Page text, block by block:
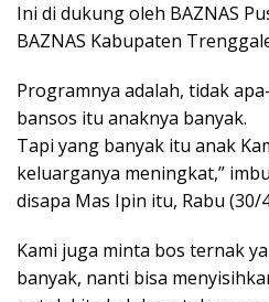
Ini di dukung oleh BAZNAS
BAZNAS Kabupaten
Programnya adalah, tidak
bansos itu anaknya banyak.
Tapi yang banyak itu anak
keluarganya meningkat,”
disapa Mas Ipin itu, Rabu (30/
Kami juga minta bos ternak
banyak, nanti bisa